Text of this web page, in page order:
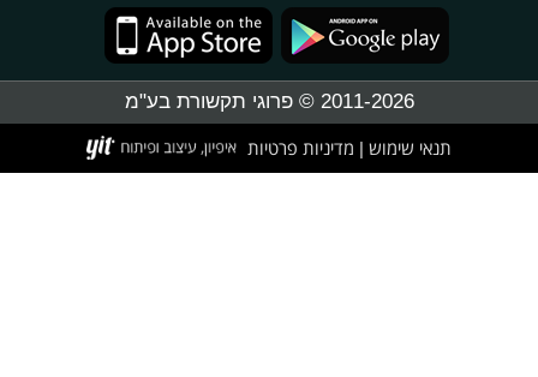
2011-2026 © פרוגי תקשורת בע"מ
תנאי שימוש | מדיניות פרטיות